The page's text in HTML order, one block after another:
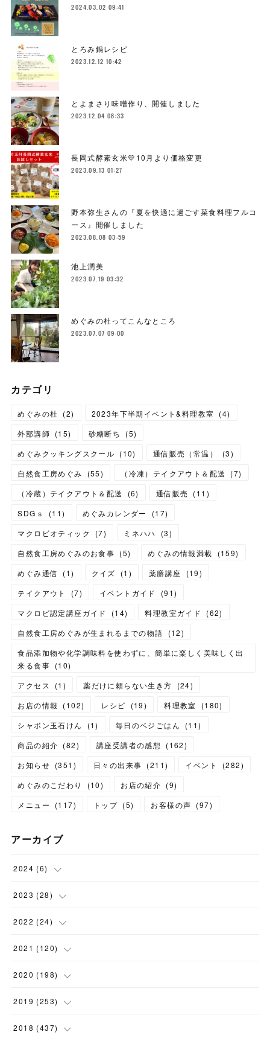
2024.03.02 09:41
とろみ鍋レシピ
2023.12.12 10:42
とよまさり味噌作り、開催しました
2023.12.04 08:33
長岡式酵素玄米💛10月より価格変更
2023.09.13 01:27
野本弥生さんの『夏を快適に過ごす菜食料理フルコ
ース』開催しました
2023.08.08 03:59
池上潤美
2023.07.19 03:32
めぐみの杜ってこんなところ
2023.07.07 09:00
カテゴリ
めぐみの杜 (2) 2023年下半期イベント&料理教室 (4)
外部講師 (15) 砂糖断ち (5)
めぐみクッキングスクール (10) 通信販売（常温） (3)
自然食工房めぐみ
(55) （冷凍）テイクアウト＆配送 (7)
（冷蔵）テイクアウト＆配送
(6) 通信販売 (11 )
SDGｓ
(11) めぐみカレンダー (17)
マクロビオティック
(7) ミネハハ (3)
自然食工房めぐみのお食事 (5) めぐみの情報満載 (159)
めぐみ通信
(1) クイズ (1 ) 薬膳講座 (19)
テイクアウト
(7) イベントガイド (91)
マクロビ認定講座ガイド
(14) 料理教室ガイド (62)
自然食工房めぐみが生まれるまでの物語
(12)
食品添加物や化学調味料を使わずに、簡単に楽しく美味しく出
来る食事 (10)
アクセス
(1 ) 薬だけに頼らない生き方 (24)
お店の情報
(102) レシピ (19) 料理教室 (180)
シャボン玉石けん
(1) 毎日のベジごはん (11)
商品の紹介 (82) 講座受講者の感想 (162)
お知らせ (351 ) 日々の出来事 (211) イベント (282)
めぐみのこだわり
(10) お店の紹介 (9)
メニュー
(117) トップ (5) お客様の声 (97)
アーカイブ
2024 (6)
(1)
(1 )
(1)
( 1 )
2023 (28)
(2)
(1)
(1)
(2 )
2022 (24)
(5)
(2)
(2)
( 1 )
2021 (120)
(12)
(3)
(1)
2020 (198)
(12)
(11)
2019 (253)
(14)
2018 (437)